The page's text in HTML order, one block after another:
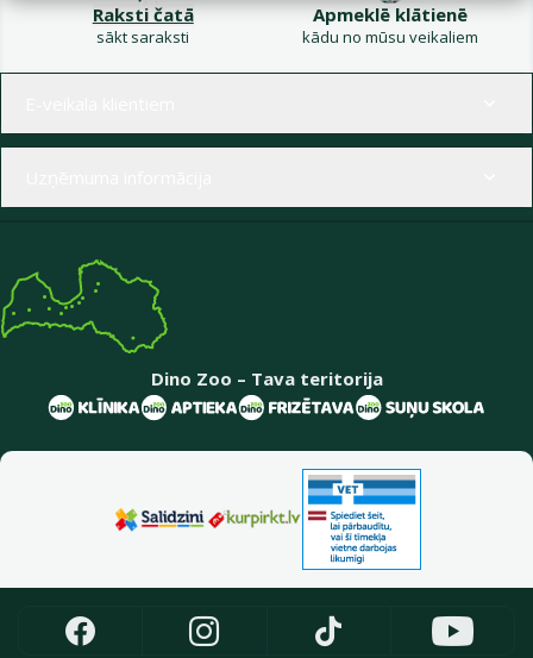
Raksti čatā
sākt saraksti
Apmeklē klātienē
kādu no mūsu veikaliem
Dino Zoo – Tava teritorija